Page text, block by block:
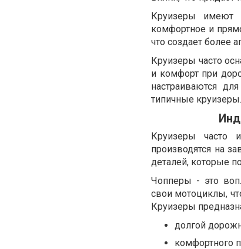
Круизеры имеют
комфортное и
что создает более
Круизеры часто
и комфорт при
настраиваются
типичные круизеры.
Круизеры часто
производятся на
деталей, которые
Чопперы - это
свои мотоциклы,
Круизеры
долгой
комфортного